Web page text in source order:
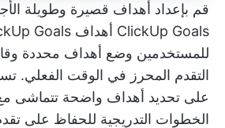
قم بإعداد أهداف قصيرة وطويلة
ClickUp Goals أهداف ClickUp Goals
للمستخدمين وضع أهداف محددة
التقدم المحرز في الوقت الفعلي.
على تحديد أهداف واضحة تتماشى مع
الخطوات التدريجية للحفاظ على